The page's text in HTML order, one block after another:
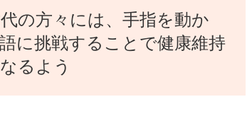
の方々には、手指を動か
に挑戦することで健康維持
るよう